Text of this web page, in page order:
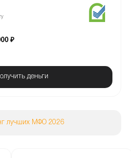
₽
деньги
лучших МФО 2026